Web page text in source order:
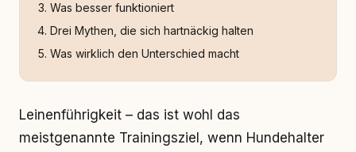
Was besser funktioniert
Drei Mythen, die sich hartnäckig halten
Was wirklich den Unterschied macht
Leinenführigkeit – das ist wohl das
meistgenannte Trainingsziel, wenn Hundehalter